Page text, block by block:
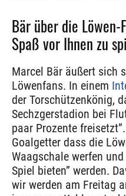
Bär über die
Spaß vor Ihnen zu
Marcel Bär äußert sich
Löwenfans. In einem
der Torschützenkönig,
Sechzgerstadion bei
paar Prozente
Goalgetter dass die
Waagschale werfen
Spiel bieten” werden.
wir werden am Freitag